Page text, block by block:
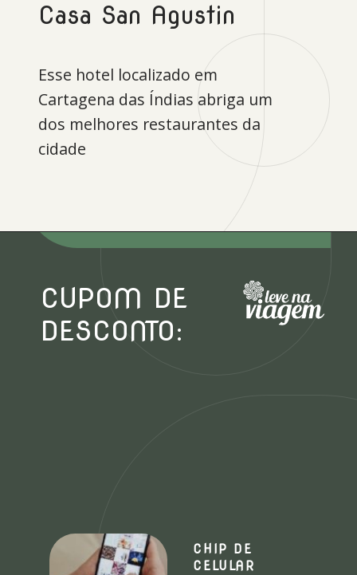
Casa San Agustin
Esse hotel localizado em
Cartagena das Índias abriga um
dos melhores restaurantes da
cidade
CHIP DE
CELULAR
CUPOM DE
DESCONTO: